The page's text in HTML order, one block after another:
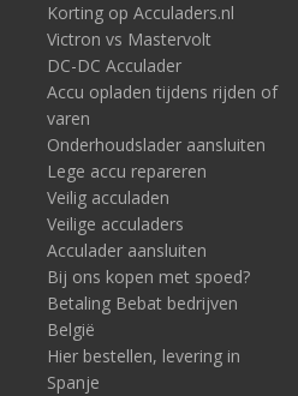
Korting op Acculaders.nl
Victron vs Mastervolt
DC-DC Acculader
Accu opladen tijdens rijden of
varen
Onderhoudslader aansluiten
Lege accu repareren
Veilig acculaden
Veilige acculaders
Acculader aansluiten
Bij ons kopen met spoed?
Betaling Bebat bedrijven
België
Hier bestellen, levering in
Spanje